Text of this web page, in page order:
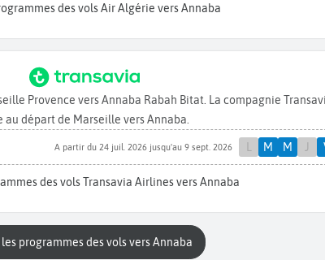
des vols Air Algérie vers Annaba
Provence vers Annaba Rabah Bitat. La compagnie
au départ de Marseille vers Annaba.
A partir du 24 juil. 2026 jusqu'au 9 sept. 2026 M M
des vols Transavia Airlines vers Annaba
les programmes des vols vers Annaba